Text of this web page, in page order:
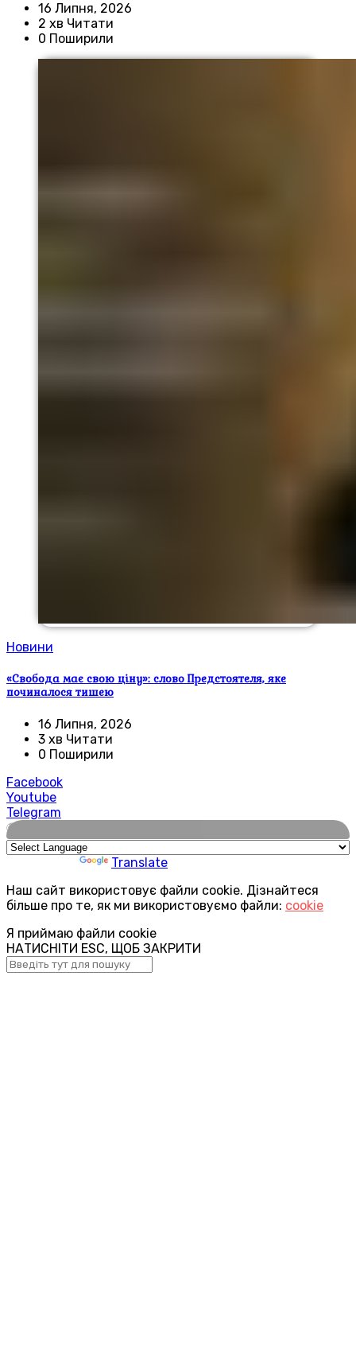
16 Липня, 2026
2 хв Читати
0 Поширили
Новини
«Свобода має свою ціну»: слово Предстоятеля, яке
починалося тишею
16 Липня, 2026
3 хв Читати
0 Поширили
Facebook
Youtube
Telegram
🌍
Translate
Наш сайт використовує файли cookie. Дізнайтеся
більше про те, як ми використовуємо файли: cookie
Я приймаю файли cookie
НАТИСНІТИ ESC, ЩОБ ЗАКРИТИ